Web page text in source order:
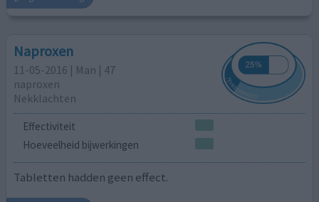
Naproxen
11-05-2016 | Man | 47
naproxen
Nekklachten
Effectiviteit
Hoeveelheid bijwerkingen
Tabletten hadden geen effect.